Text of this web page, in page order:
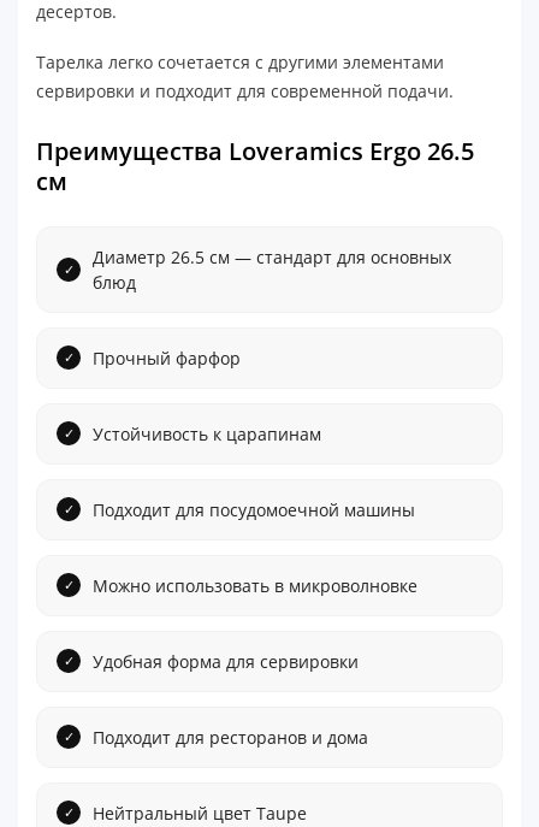
десертов.
Тарелка легко сочетается с другими элементами
сервировки и подходит для современной подачи.
Преимущества Loveramics Ergo 26.5
см
Диаметр 26.5 см — стандарт для основных
блюд
Прочный фарфор
Устойчивость к царапинам
Подходит для посудомоечной машины
Можно использовать в микроволновке
Удобная форма для сервировки
Подходит для ресторанов и дома
Нейтральный цвет Taupe